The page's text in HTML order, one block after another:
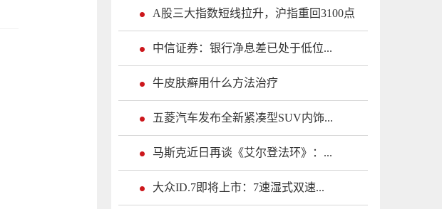
A股三大指数短线拉升，沪指重回3100点
中信证券：银行净息差已处于低位...
牛皮肤癣用什么方法治疗
五菱汽车发布全新紧凑型SUV内饰...
马斯克近日再谈《艾尔登法环》：...
大众ID.7即将上市：7速湿式双速...